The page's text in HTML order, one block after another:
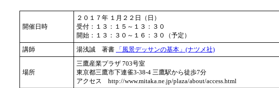
開催日時
２０１７年 １月２２日（日）
受付：１３：１５～１３：３０
開始：１３：３０～１６：３０（予定）
講師
湯浅誠 著書 「風景デッサンの基本」(ナツメ社)
場所
三鷹産業プラザ 703号室
東京都三鷹市下連雀3-38-4 三鷹駅から徒歩7分
アクセス http://www.mitaka.ne.jp/plaza/about/access.html